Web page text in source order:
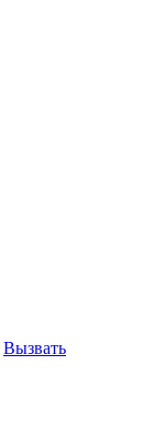
Вызвать